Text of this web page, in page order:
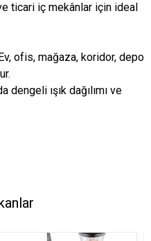
ticari iç mekânlar için ideal
ofis, mağaza, koridor, depo
dengeli ışık dağılımı ve